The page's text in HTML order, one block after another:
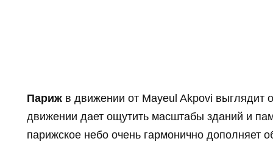
Париж в движении от Mayeul Akpovi выглядит
движении дает ощутить масштабы зданий и
парижское небо очень гармонично дополняет